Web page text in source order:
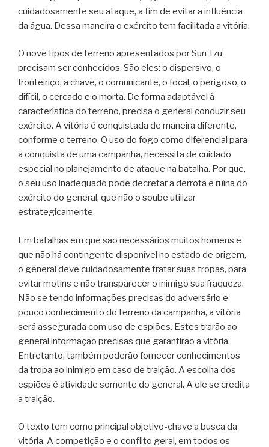
cuidadosamente seu ataque, a fim de evitar a influência
da água. Dessa maneira o exército tem facilitada a vitória.
O nove tipos de terreno apresentados por Sun Tzu
precisam ser conhecidos. São eles: o dispersivo, o
fronteiriço, a chave, o comunicante, o focal, o perigoso, o
difícil, o cercado e o morta. De forma adaptável à
característica do terreno, precisa o general conduzir seu
exército. A vitória é conquistada de maneira diferente,
conforme o terreno. O uso do fogo como diferencial para
a conquista de uma campanha, necessita de cuidado
especial no planejamento de ataque na batalha. Por que,
o seu uso inadequado pode decretar a derrota e ruína do
exército do general, que não o soube utilizar
estrategicamente.
Em batalhas em que são necessários muitos homens e
que não há contingente disponível no estado de origem,
o general deve cuidadosamente tratar suas tropas, para
evitar motins e não transparecer o inimigo sua fraqueza.
Não se tendo informações precisas do adversário e
pouco conhecimento do terreno da campanha, a vitória
será assegurada com uso de espiões. Estes trarão ao
general informação precisas que garantirão a vitória.
Entretanto, também poderão fornecer conhecimentos
da tropa ao inimigo em caso de traição. A escolha dos
espiões é atividade somente do general. A ele se credita
a traição.
O texto tem como principal objetivo-chave a busca da
vitória. A competição e o conflito geral, em todos os